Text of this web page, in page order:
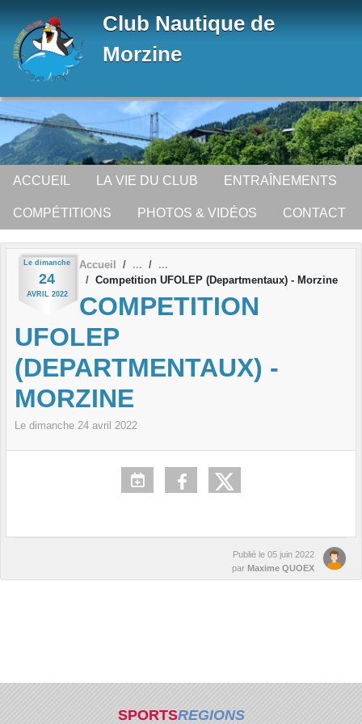
Club Nautique de
Morzine
ACCUEIL LA VIE DU CLUB ENTRAÎNEMENTS
COMPÉTITIONS PHOTOS & VIDÉOS CONTACT
Le dimanche
24
AVRIL 2022
Accueil
Competition UFOLEP (Departmentaux) - Morzine
COMPETITION
UFOLEP
(DEPARTMENTAUX) -
MORZINE
Le dimanche 24 avril 2022
Publié le 05 juin 2022
par Maxime QUOEX
SPORTSREGIONS